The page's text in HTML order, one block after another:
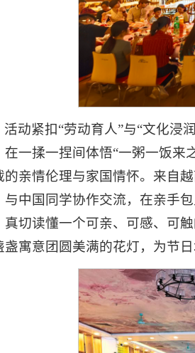
活动紧扣“劳动育人”与“文化浸
在一揉一捏间体悟“一粥一饭来
的亲情伦理与家国情怀。来自
与中国同学协作交流，在亲手
真切读懂一个可亲、可感、可
盏寓意团圆美满的花灯，为节日